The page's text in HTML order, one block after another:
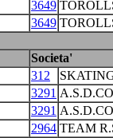
3649
3649
Societa'
312
3291
3291
2964 TEAM